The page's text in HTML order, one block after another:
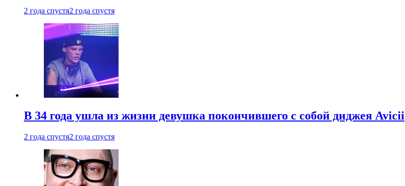
2 года спустя2 года спустя
В 34 года ушла из жизни девушка покончившего с собой диджея Avicii
2 года спустя2 года спустя